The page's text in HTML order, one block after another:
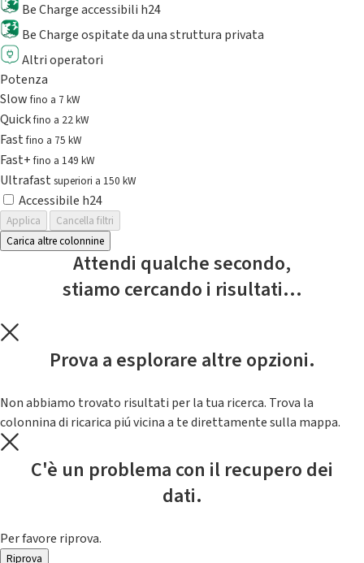
Be Charge accessibili h24
Be Charge ospitate da una struttura privata
Altri operatori
Potenza
Slowfino a 7 kW
Quickfino a 22 kW
Fastfino a 75 kW
Fast+fino a 149 kW
Ultrafast superiori a 150 kW
Accessibile h24
Applica
Cancella filtri
Carica altre colonnine
Attendi qualche secondo,
stiamo cercando i risultati...
Prova a esplorare altre opzioni.
Non abbiamo trovato risultati per la tua ricerca. Trova la
colonnina di ricarica piú vicina a te direttamente sulla mappa.
C'è un problema con il recupero dei
dati.
Per favore riprova.
Riprova